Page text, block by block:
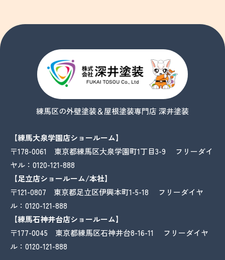
練馬区の外壁塗装＆屋根塗装専門店 深井塗装
【練馬大泉学園店ショールーム】
〒178-0061 東京都練馬区大泉学園町1丁目3-9 フリーダイ
ヤル： 0120-121-888
【足立店ショールーム/本社】
〒121-0807 東京都足立区伊興本町1-5-18 フリーダイヤ
ル： 0120-121-888
【練馬石神井台店ショールーム】
〒177-0045 東京都練馬区石神井台8-16-11 フリーダイヤ
ル： 0120-121-888